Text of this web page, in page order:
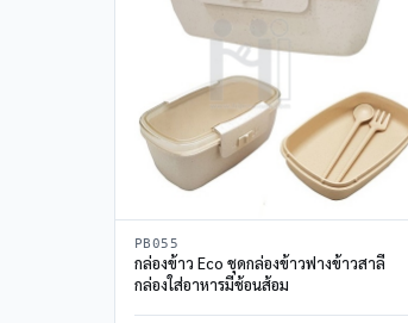
PB055
กล่องข้าว Eco ชุดกล่องข้าวฟางข้าวสาลี
กล่องใส่อาหารมีช้อนส้อม